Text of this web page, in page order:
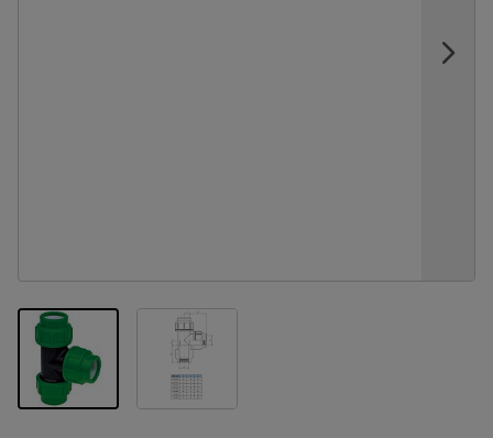
View larger imageView larger image